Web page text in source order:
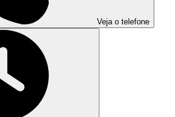
Veja o telefone